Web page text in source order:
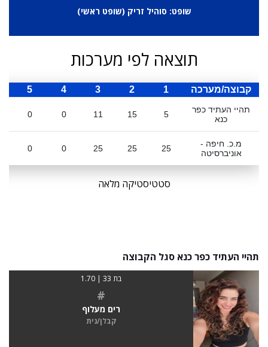
שופט: סוהיל זריק (שופט ראשי)
תוצאה לפי מערכות
קבוצה/מערכה 1
2
3
4
5
תהיי העתיד כפר
כנא
5
15
11
0
0
מ.כ. חיפה -
אוניברסיטה
25
25
25
0
0
סטטיסטיקה מלאה
תהיי העתיד כפר כנא סגל הקבוצה
בת 33 | 1.70
#
רים מעלוף
קבלן/נית